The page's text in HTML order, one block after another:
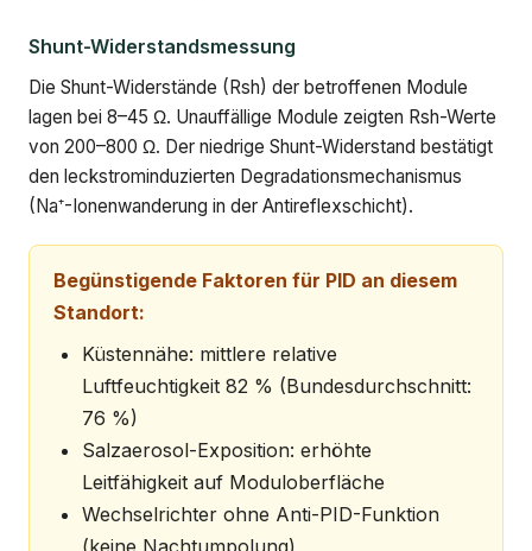
Shunt-Widerstandsmessung
Die Shunt-Widerstände (Rsh) der betroffenen Module
lagen bei 8–45 Ω. Unauffällige Module zeigten Rsh-Werte
von 200–800 Ω. Der niedrige Shunt-Widerstand bestätigt
den leckstrominduzierten Degradationsmechanismus
(Na⁺-Ionenwanderung in der Antireflexschicht).
Begünstigende Faktoren für PID an diesem
Standort:
Küstennähe: mittlere relative
Luftfeuchtigkeit 82 % (Bundesdurchschnitt:
76 %)
Salzaerosol-Exposition: erhöhte
Leitfähigkeit auf Moduloberfläche
Wechselrichter ohne Anti-PID-Funktion
(keine Nachtumpolung)